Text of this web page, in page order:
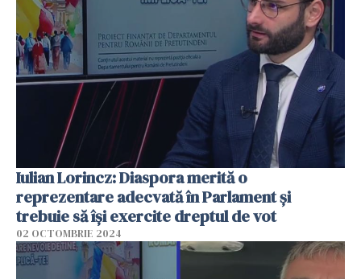
Iulian Lorincz: Diaspora merită o
reprezentare adecvată în Parlament și
trebuie să își exercite dreptul de vot
02 OCTOMBRIE 2024